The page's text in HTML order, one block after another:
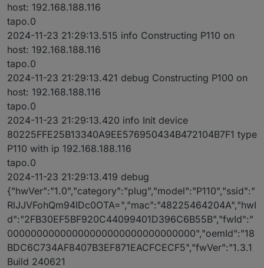
host: 192.168.188.116
tapo.0
2024-11-23 21:29:13.515 info Constructing P110 on
host: 192.168.188.116
tapo.0
2024-11-23 21:29:13.421 debug Constructing P100 on
host: 192.168.188.116
tapo.0
2024-11-23 21:29:13.420 info Init device
80225FFE25B13340A9EE576950434B472104B7F1 type
P110 with ip 192.168.188.116
tapo.0
2024-11-23 21:29:13.419 debug
{"hwVer":"1.0","category":"plug","model":"P110","ssid":"
RlJJVFohQm94IDc0OTA=","mac":"48225464204A","hwI
d":"2FB30EF5BF920C44099401D396C6B55B","fwId":"
00000000000000000000000000000000","oemId":"18
BDC6C734AF8407B3EF871EACFCECF5","fwVer":"1.3.1
Build 240621